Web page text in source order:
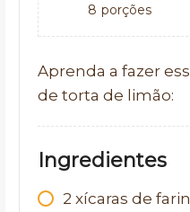
8 porções
Aprenda a fazer
de torta de limão:
Ingredientes
2 xícaras de